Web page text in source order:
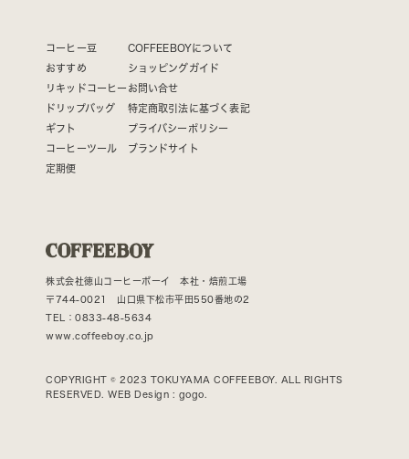
コーヒー豆
おすすめ
リキッドコーヒー
ドリップバッグ
ギフト
コーヒーツール
定期便
COFFEEBOYについて
ショッピングガイド
お問い合せ
特定商取引法に基づく表記
プライバシーポリシー
ブランドサイト
株式会社徳山コーヒーボーイ 本社・焙煎工場
〒744-0021 山口県下松市平田550番地の2
TEL：0833-48-5634
www.coffeeboy.co.jp
COPYRIGHT © 2023 TOKUYAMA COFFEEBOY. ALL RIGHTS
RESERVED. WEB Design : gogo.